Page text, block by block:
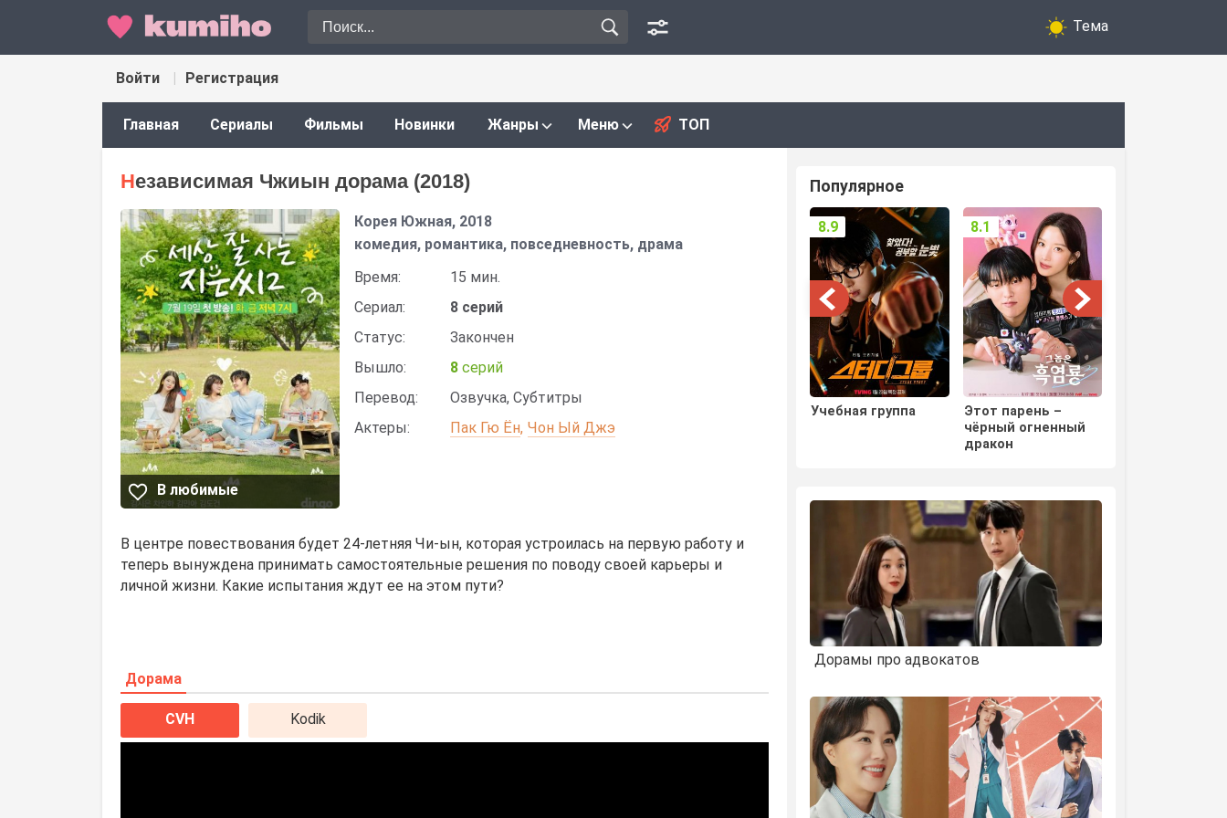
Тема
Войти Регистрация
Главная Сериалы Фильмы Новинки Жанры Меню ТОП
Независимая Чжиын дорама (2018)
В любимые
Корея Южная, 2018
комедия, романтика, повседневность, драма
Время:
15 мин.
Сериал:
8 серий
Статус:
Закончен
Вышло:
8 серий
Перевод:
Озвучка, Субтитры
Актеры:
Пак Гю Ён Чон Ый Джэ
В центре повествования будет 24-летняя Чи-ын, которая устроилась на первую работу и
теперь вынуждена принимать самостоятельные решения по поводу своей карьеры и
личной жизни. Какие испытания ждут ее на этом пути?
Дорама
CVH Kodik
Популярное
Учебная группа
8.9
Этот парень –
чёрный огненный
дракон
8.1
Дорамы про адвокатов